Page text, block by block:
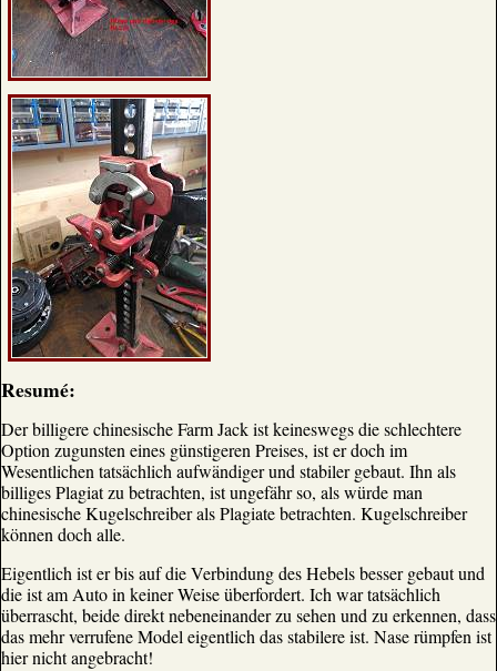
Resumé:
Der billigere chinesische Farm Jack ist keineswegs die schlechtere
Option zugunsten eines günstigeren Preises, ist er doch im
Wesentlichen tatsächlich aufwändiger und stabiler gebaut. Ihn als
billiges Plagiat zu betrachten, ist ungefähr so, als würde man
chinesische Kugelschreiber als Plagiate betrachten. Kugelschreiber
können doch alle.
Eigentlich ist er bis auf die Verbindung des Hebels besser gebaut und
die ist am Auto in keiner Weise überfordert. Ich war tatsächlich
überrascht, beide direkt nebeneinander zu sehen und zu erkennen, dass
das mehr verrufene Model eigentlich das stabilere ist. Nase rümpfen ist
hier nicht angebracht!